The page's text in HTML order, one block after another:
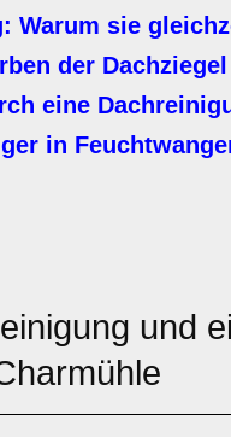
Warum sie
der
eine
in
und